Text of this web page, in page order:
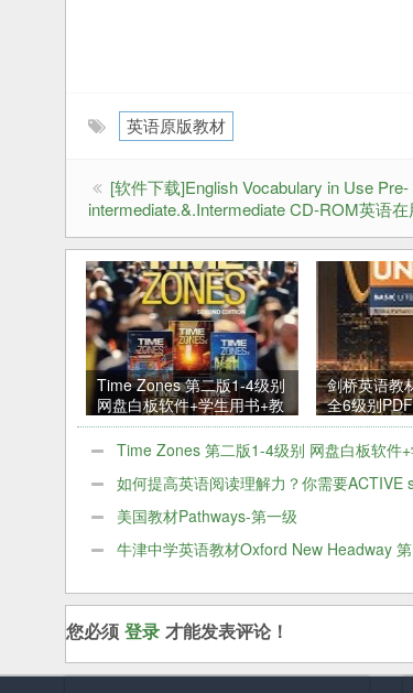
英语原版教材
[软件下载]English Vocabulary in Use Pre-
intermediate.&.Intermediate CD-ROM英语
Time Zones 第二版1-4级别
网盘白板软件+学生用书+教
师用书+音频+视频
剑桥英语教
全6级别
Time Zones 第二版1-4级别 网盘白板软件
书+音频+视频
如何提高英语阅读理解力？你需要ACTIVE
积极英语阅读教程共5本
美国教材Pathways-第一级
牛津中学英语教材Oxford New Headway
您必须 登录 才能发表评论！